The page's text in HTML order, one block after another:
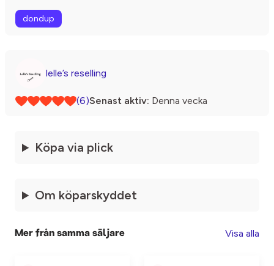
dondup
lelle’s reselling
(6)Senast aktiv: Denna vecka
Köpa via plick
Om köparskyddet
Mer från samma säljare Visa alla